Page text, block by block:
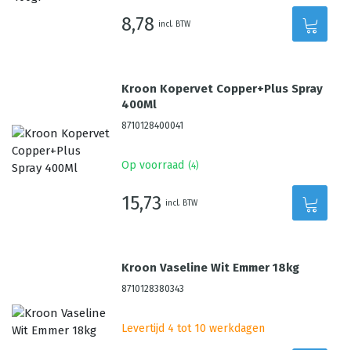
8,78 incl. BTW
Kroon Kopervet Copper+Plus Spray
400Ml
8710128400041
Op voorraad (4)
15,73 incl. BTW
Kroon Vaseline Wit Emmer 18kg
8710128380343
Levertijd 4 tot 10 werkdagen